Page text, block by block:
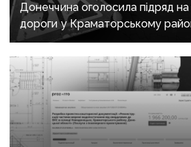
Донеччина оголосила підряд
дороги у Краматорському
вже ремонтували